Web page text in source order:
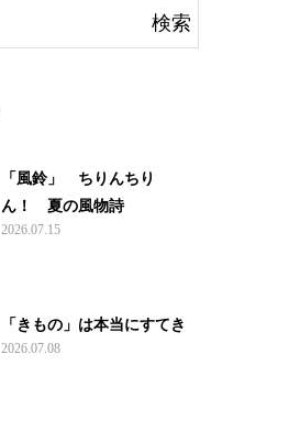
「風鈴」 ちりんちり
ん！ 夏の風物詩
2026.07.15
「きもの」は本当にすてき
2026.07.08